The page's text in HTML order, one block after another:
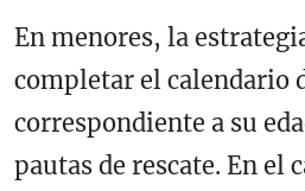
En menores, la
completar el calendario
correspondiente a su
pautas de rescate. En el